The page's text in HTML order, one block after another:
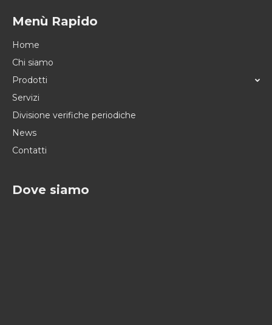
Menù Rapido
Home
Chi siamo
Prodotti
Servizi
Divisione verifiche periodiche
News
Contatti
Dove siamo